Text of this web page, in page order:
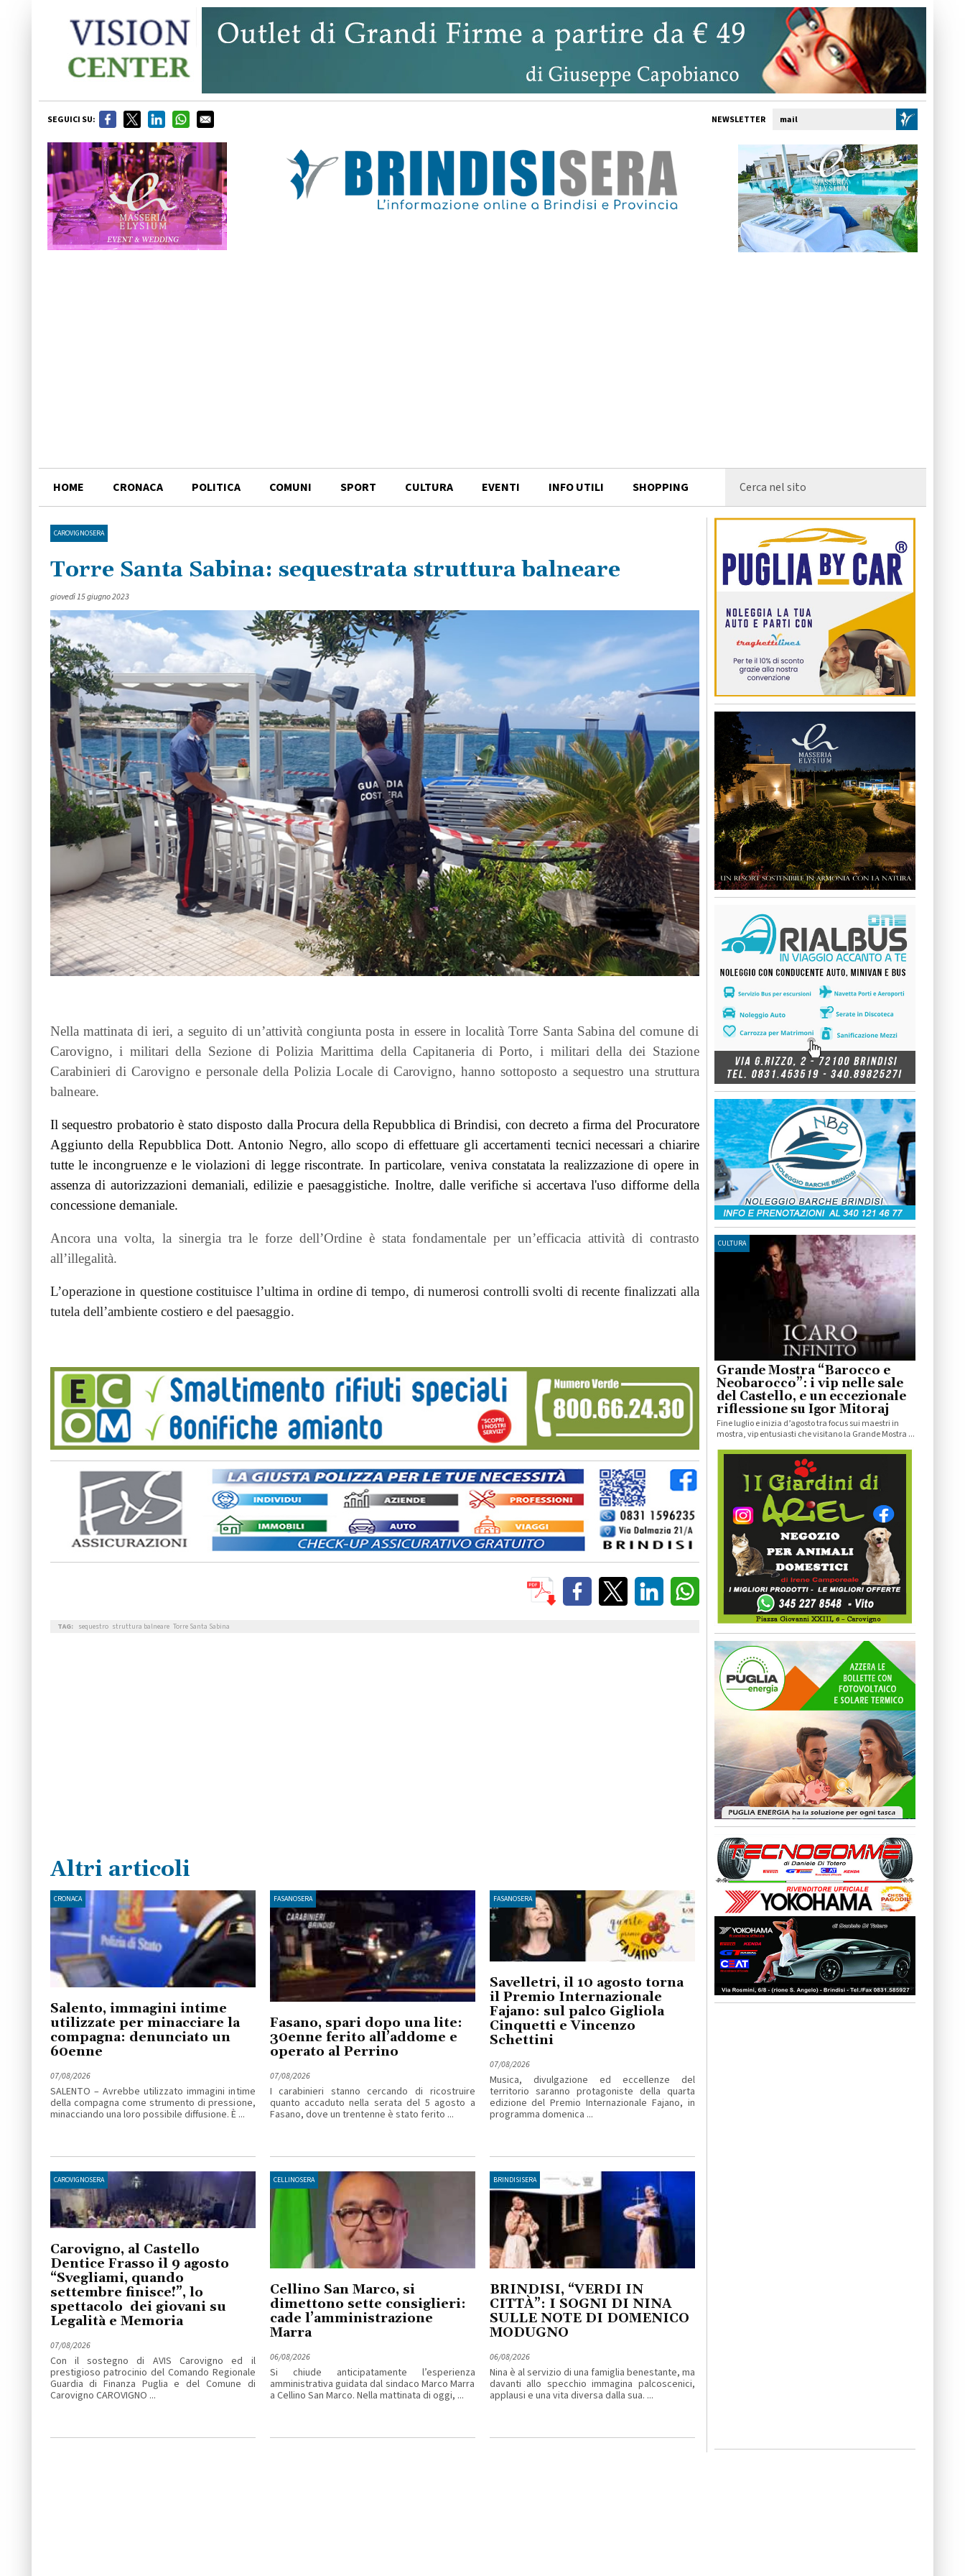
SEGUICI SU: NEWSLETTER
HOME CRONACA POLITICA COMUNI SPORT CULTURA EVENTI INFO UTILI SHOPPING
CAROVIGNOSERA
Torre Santa Sabina: sequestrata struttura balneare
giovedì 15 giugno 2023
Nella mattinata di ieri, a seguito di un’attività congiunta posta in essere in località Torre Santa Sabina del comune di
Carovigno, i militari della Sezione di Polizia Marittima della Capitaneria di Porto, i militari della dei Stazione
Carabinieri di Carovigno e personale della Polizia Locale di Carovigno, hanno sottoposto a sequestro una struttura
balneare.
Il sequestro probatorio è stato disposto dalla Procura della Repubblica di Brindisi, con decreto a firma del Procuratore
Aggiunto della Repubblica Dott. Antonio Negro, allo scopo di effettuare gli accertamenti tecnici necessari a chiarire
tutte le incongruenze e le violazioni di legge riscontrate. In particolare, veniva constatata la realizzazione di opere in
assenza di autorizzazioni demaniali, edilizie e paesaggistiche. Inoltre, dalle verifiche si accertava l'uso difforme della
concessione demaniale.
Ancora una volta, la sinergia tra le forze dell’Ordine è stata fondamentale per un’efficacia attività di contrasto
all’illegalità.
L’operazione in questione costituisce l’ultima in ordine di tempo, di numerosi controlli svolti di recente finalizzati alla
tutela dell’ambiente costiero e del paesaggio.
TAG: sequestro struttura balneare Torre Santa Sabina
Altri articoli
CRONACA
Salento, immagini intime
utilizzate per minacciare la
compagna: denunciato un
60enne
07/08/2026
SALENTO – Avrebbe utilizzato immagini intime
della compagna come strumento di pressione,
minacciando una loro possibile diffusione. È ...
FASANOSERA
Fasano, spari dopo una lite:
30enne ferito all’addome e
operato al Perrino
07/08/2026
I carabinieri stanno cercando di ricostruire
quanto accaduto nella serata del 5 agosto a
Fasano, dove un trentenne è stato ferito ...
FASANOSERA
Savelletri, il 10 agosto torna
il Premio Internazionale
Fajano: sul palco Gigliola
Cinquetti e Vincenzo
Schettini
07/08/2026
Musica, divulgazione ed eccellenze del
territorio saranno protagoniste della quarta
edizione del Premio Internazionale Fajano, in
programma domenica ...
CAROVIGNOSERA
Carovigno, al Castello
Dentice Frasso il 9 agosto
“Svegliami, quando
settembre finisce!”, lo
spettacolo dei giovani su
Legalità e Memoria
07/08/2026
Con il sostegno di AVIS Carovigno ed il
prestigioso patrocinio del Comando Regionale
Guardia di Finanza Puglia e del Comune di
Carovigno CAROVIGNO ...
CELLINOSERA
Cellino San Marco, si
dimettono sette consiglieri:
cade l’amministrazione
Marra
06/08/2026
Si chiude anticipatamente l’esperienza
amministrativa guidata dal sindaco Marco Marra
a Cellino San Marco. Nella mattinata di oggi, ...
BRINDISISERA
BRINDISI, “VERDI IN
CITTÀ”: I SOGNI DI NINA
SULLE NOTE DI DOMENICO
MODUGNO
06/08/2026
Nina è al servizio di una famiglia benestante, ma
davanti allo specchio immagina palcoscenici,
applausi e una vita diversa dalla sua. ...
CULTURA
Grande Mostra “Barocco e
Neobarocco”: i vip nelle sale
del Castello, e un eccezionale
riflessione su Igor Mitoraj
Fine luglio e inizia d’agosto tra focus sui maestri in
mostra, vip entusiasti che visitano la Grande Mostra ...